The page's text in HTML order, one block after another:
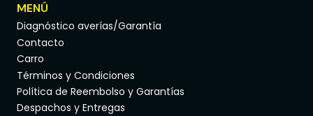
MENÚ
Diagnóstico averías/Garantía
Contacto
Carro
Términos y Condiciones
Política de Reembolso y Garantías
Despachos y Entregas